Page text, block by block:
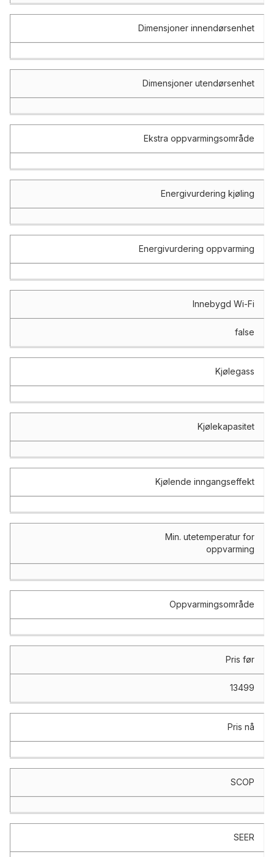
Dimensjoner innendørsenhet
Dimensjoner utendørsenhet
Ekstra oppvarmingsområde
Energivurdering kjøling
Energivurdering oppvarming
Innebygd Wi-Fi
false
Kjølegass
Kjølekapasitet
Kjølende inngangseffekt
Min. utetemperatur for
oppvarming
Oppvarmingsområde
Pris før
13499
Pris nå
SCOP
SEER